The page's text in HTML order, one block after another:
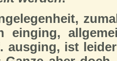
einging,
ausging, ist